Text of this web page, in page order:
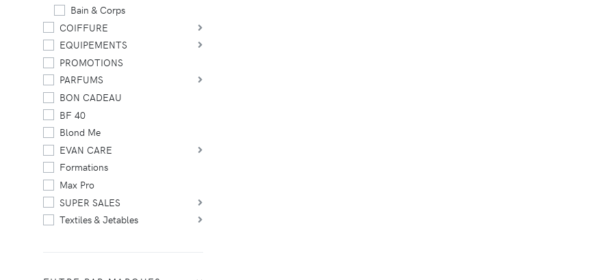
Bain & Corps
COIFFURE
EQUIPEMENTS
PROMOTIONS
PARFUMS
BON CADEAU
BF 40
Blond Me
EVAN CARE
Formations
Max Pro
SUPER SALES
Textiles & Jetables